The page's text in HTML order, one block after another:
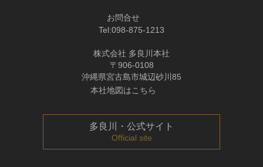
お問合せ
Tel:098-875-1213
株式会社 多良川本社
〒906-0108
沖縄県宮古島市城辺砂川85
本社地図はこちら
多良川・公式サイト
Official site